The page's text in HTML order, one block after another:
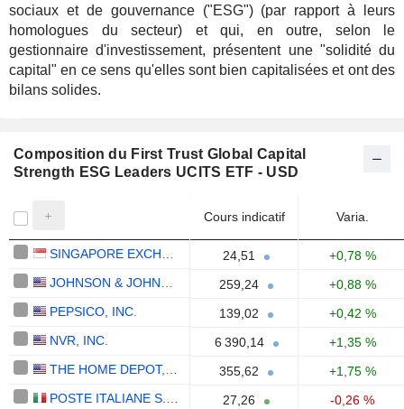
sociaux et de gouvernance ("ESG") (par rapport à leurs
homologues du secteur) et qui, en outre, selon le
gestionnaire d'investissement, présentent une "solidité du
capital" en ce sens qu'elles sont bien capitalisées et ont des
bilans solides.
Composition du First Trust Global Capital
Strength ESG Leaders UCITS ETF - USD
Cours indicatif Varia.
24,51
+0,78 %
259,24
+0,88 %
PEPSICO, INC.
139,02
+0,42 %
NVR, INC.
6 390,14
+1,35 %
355,62
+1,75 %
27,26
-0,26 %